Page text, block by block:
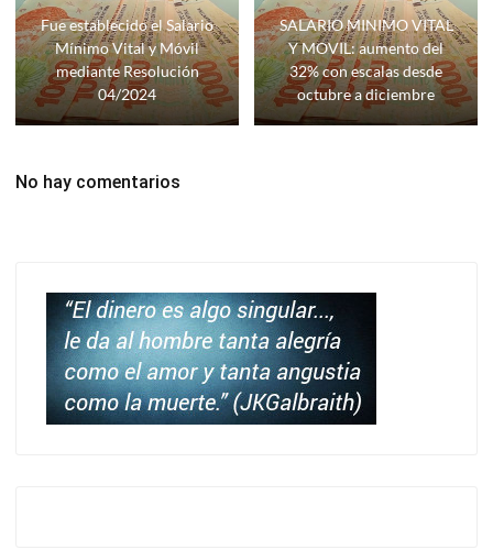
Fue establecido el Salario
Mínimo Vital y Móvil
mediante Resolución
04/2024
SALARIO MINIMO VITAL
Y MOVIL: aumento del
32% con escalas desde
octubre a diciembre
No hay comentarios